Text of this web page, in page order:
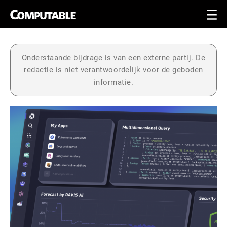
Onderstaande bijdrage is van een externe partij. De
redactie is niet verantwoordelijk voor de geboden
informatie.